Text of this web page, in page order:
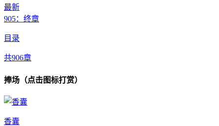
最新
905：终章
目录
共906章
捧场（点击图标打赏）
香囊